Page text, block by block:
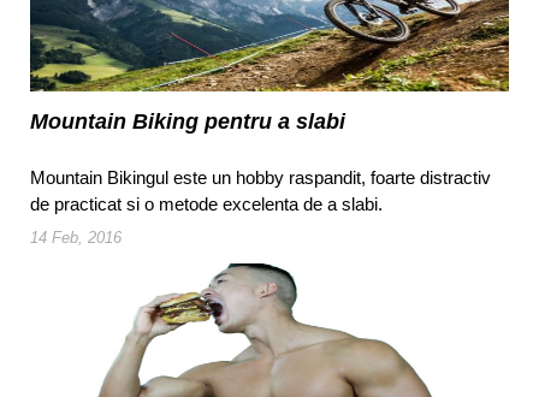
Mountain Biking pentru a slabi
Mountain Bikingul este un hobby raspandit, foarte distractiv
de practicat si o metode excelenta de a slabi.
14 Feb, 2016